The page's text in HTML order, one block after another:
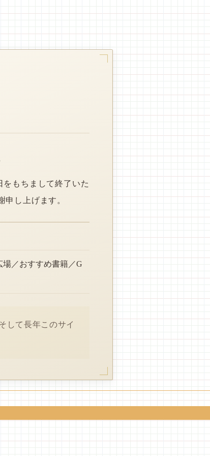
をもちまして終了いた
し上げます。
／おすすめ書籍／G
して長年このサイ